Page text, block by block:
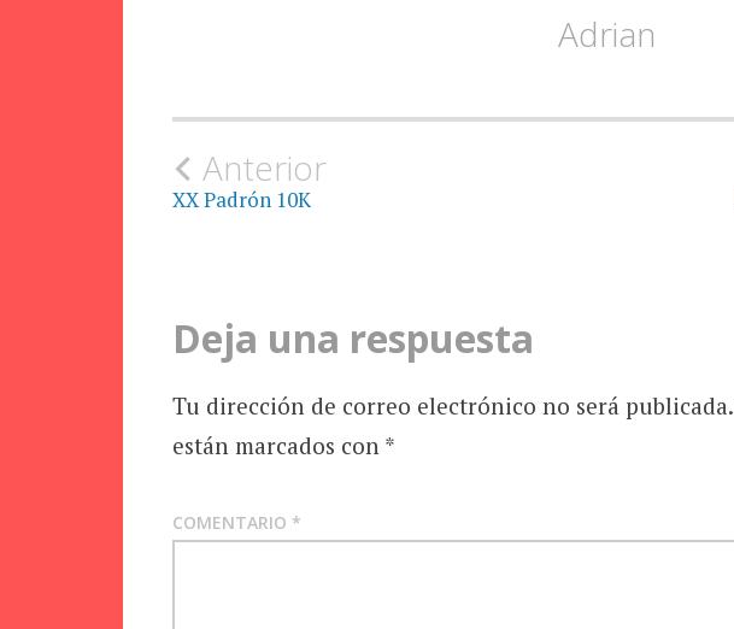
Adrian
Navegación
entrada
Anterior
XX Padrón 10K
Deja una respuesta
Tu dirección de correo electrónico no será publicada.
están marcados con *
COMENTARIO *